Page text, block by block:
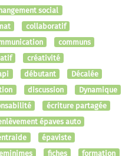
social
collaboratif
communs
créativité
débutant
Décalée
discussion
Dynamique
écriture partagée
épaves auto
épaviste
fiches
formation